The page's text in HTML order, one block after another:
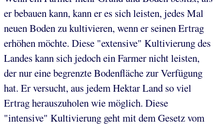
er bebauen kann, kann er es sich leisten, jedes Mal
neuen Boden zu kultivieren, wenn er seinen Ertrag
erhöhen möchte. Diese "extensive" Kultivierung des
Landes kann sich jedoch ein Farmer nicht leisten,
der nur eine begrenzte Bodenfläche zur Verfügung
hat. Er versucht, aus jedem Hektar Land so viel
Ertrag herauszuholen wie möglich. Diese
"intensive" Kultivierung geht mit dem Gesetz vom